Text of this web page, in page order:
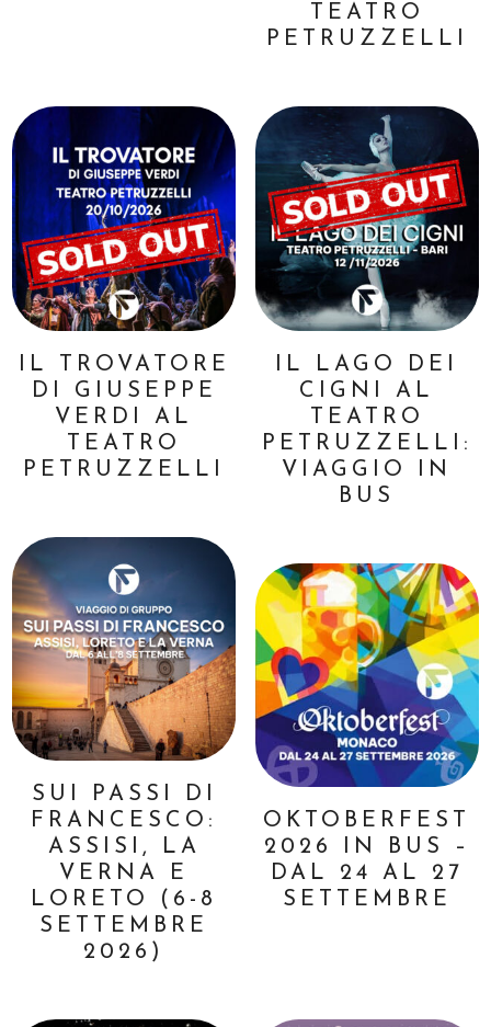
TEATRO
PETRUZZELLI
IL TROVATORE
DI GIUSEPPE
VERDI AL
TEATRO
PETRUZZELLI
IL LAGO DEI
CIGNI AL
TEATRO
PETRUZZELLI:
VIAGGIO IN
BUS
SUI PASSI DI
FRANCESCO:
ASSISI, LA
VERNA E
LORETO (6-8
SETTEMBRE
2026)
OKTOBERFEST
2026 IN BUS –
DAL 24 AL 27
SETTEMBRE